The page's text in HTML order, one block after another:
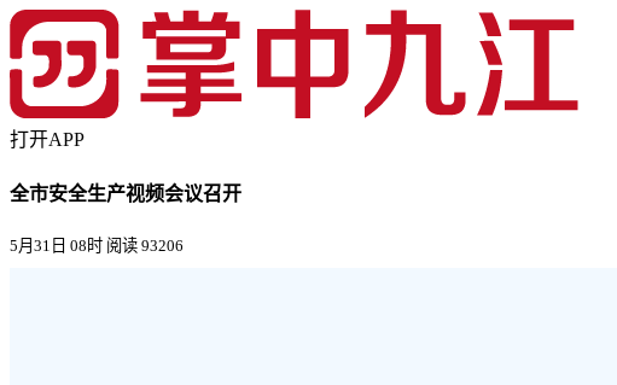
打开APP
全市安全生产视频会议召开
5月31日 08时 阅读 93206